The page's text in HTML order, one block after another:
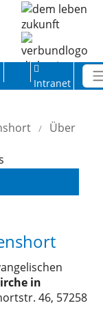
Intranet
Über
in
46, 57258